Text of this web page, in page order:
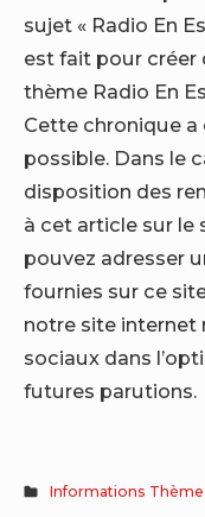
sujet « Radio En
est fait pour créer
thème Radio En
Cette chronique
possible. Dans le
disposition des
à cet article sur le
pouvez adresser
fournies sur ce
notre site internet
sociaux dans
futures parutions.
Informations Thème